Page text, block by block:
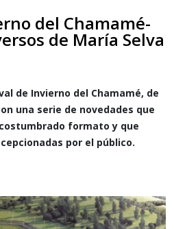
del Chamamé-
de María Selva
de Invierno del Chamamé, de
una serie de novedades que
formato y que
por el público.